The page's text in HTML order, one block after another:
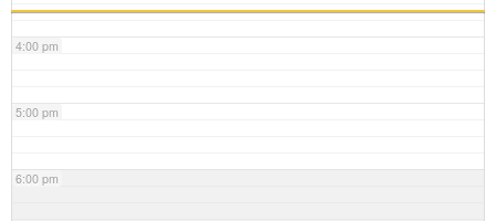
4:00 pm
5:00 pm
6:00 pm